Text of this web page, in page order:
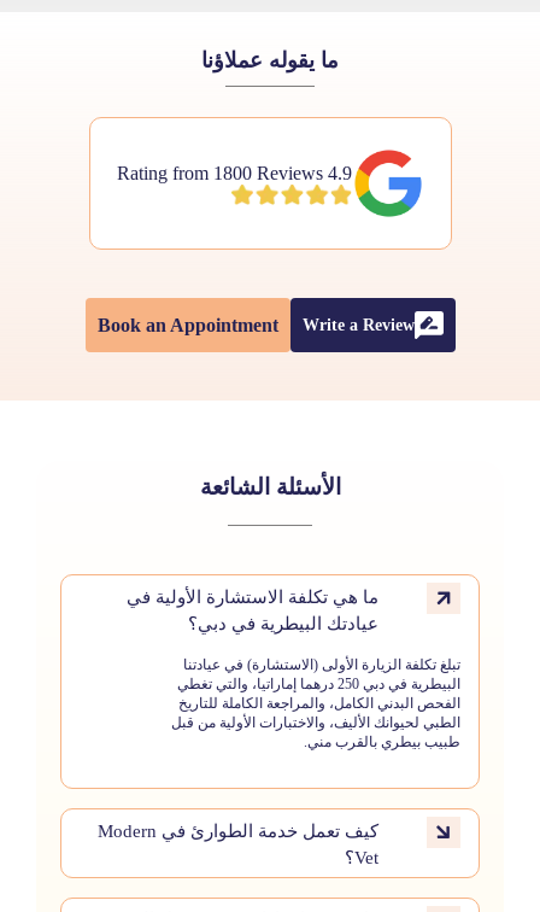
ما يقوله عملاؤنا
4.9 Rating from 1800 Reviews
Write a Review
Book an Appointment
الأسئلة الشائعة
ما هي تكلفة الاستشارة الأولية في
عيادتك البيطرية في دبي؟
تبلغ تكلفة الزيارة الأولى (الاستشارة) في عيادتنا
البيطرية في دبي 250 درهما إماراتيا، والتي تغطي
الفحص البدني الكامل، والمراجعة الكاملة للتاريخ
الطبي لحيوانك الأليف، والاختبارات الأولية من قبل
طبيب بيطري بالقرب مني.
كيف تعمل خدمة الطوارئ في Modern
Vet؟